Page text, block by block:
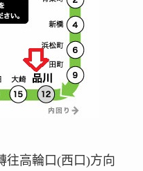
往高輪口(西口)方向